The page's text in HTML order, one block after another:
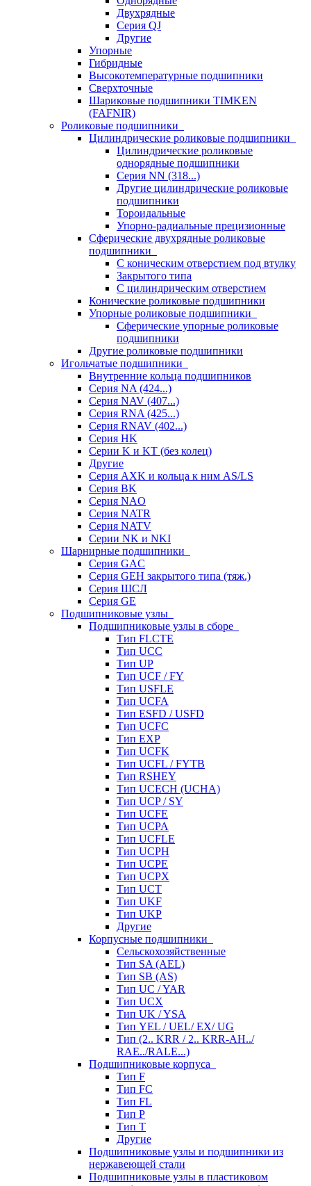
Двухрядные
Серия QJ
Другие
Упорные
Гибридные
Высокотемпературные подшипники
Сверхточные
Шариковые подшипники TIMKEN
(FAFNIR)
Роликовые подшипники
Цилиндрические роликовые подшипники
Цилиндрические роликовые
однорядные подшипники
Серия NN (318...)
Другие цилиндрические роликовые
подшипники
Тороидальные
Упорно-радиальные прецизионные
Сферические двухрядные роликовые
подшипники
С коническим отверстием под втулку
Закрытого типа
С цилиндрическим отверстием
Конические роликовые подшипники
Упорные роликовые подшипники
Сферические упорные роликовые
подшипники
Другие роликовые подшипники
Игольчатые подшипники
Внутренние кольца подшипников
Серия NA (424...)
Серия NAV (407...)
Серия RNA (425...)
Серия RNAV (402...)
Серия HK
Серии K и KT (без колец)
Другие
Серия AXK и кольца к ним AS/LS
Серия BK
Серия NAO
Серия NATR
Серия NATV
Серии NK и NKI
Шарнирные подшипники
Серия GAC
Серия GEH закрытого типа (тяж.)
Серия ШСЛ
Серия GE
Подшипниковые узлы
Подшипниковые узлы в сборе
Тип FLCTE
Тип UCC
Тип UP
Тип UCF / FY
Тип USFLE
Тип UCFA
Тип ESFD / USFD
Тип UCFC
Тип EXP
Тип UCFK
Тип UCFL / FYTB
Тип RSHEY
Тип UCECH (UCHA)
Тип UCP / SY
Тип UCFE
Тип UCPA
Тип UCFLE
Тип UCPH
Тип UCPE
Тип UCPX
Тип UCT
Тип UKF
Тип UKP
Другие
Корпусные подшипники
Сельскохозяйственные
Тип SA (AEL)
Тип SB (AS)
Тип UC / YAR
Тип UCX
Тип UK / YSA
Тип YEL / UEL/ EX/ UG
Тип (2.. KRR / 2.. KRR-AH../
RAE../RALE...)
Подшипниковые корпуса
Тип F
Тип FC
Тип FL
Тип P
Тип T
Другие
Подшипниковые узлы и подшипники из
нержавеющей стали
Подшипниковые узлы в пластиковом